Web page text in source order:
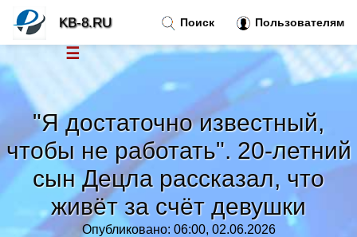
"Я достаточно известный,
чтобы не работать". 20-летний
сын Децла рассказал, что
живёт за счёт девушки
Опубликовано: 06:00, 02.06.2026
Поиск Пользователям
KB-8.RU
☰
Тренды новостей»
Рубрики »
Правила »